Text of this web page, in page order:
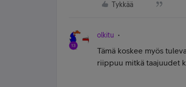
Tykkää
olkitu
Tämä koskee myös
riippuu mitkä taajuudet